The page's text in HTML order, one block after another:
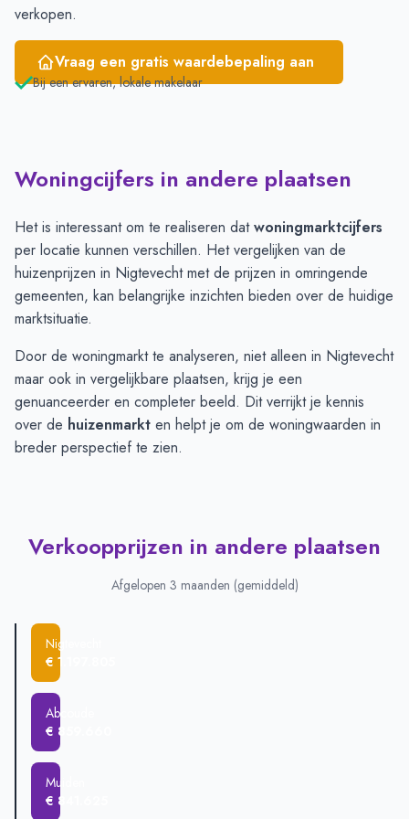
verkopen.
Vraag een gratis waardebepaling aan
Bij een ervaren, lokale makelaar
Woningcijfers in andere plaatsen
Het is interessant om te realiseren datwoningmarktcijfers
per locatie kunnen verschillen. Het vergelijken van de
huizenprijzen in Nigtevecht met de prijzen in omringende
gemeenten, kan belangrijke inzichten bieden over de huidige
marktsituatie.
Door de woningmarkt te analyseren, niet alleen in Nigtevecht
maar ook in vergelijkbare plaatsen, krijg je een
genuanceerder en completer beeld. Dit verrijkt je kennis
over de huizenmarkt en helpt je om de woningwaarden in
breder perspectief te zien.
Verkoopprijzen in andere plaatsen
Afgelopen 3 maanden (gemiddeld)
Nigtevecht
€ 1.197.805
Abcoude
€ 859.660
Muiden
€ 841.625